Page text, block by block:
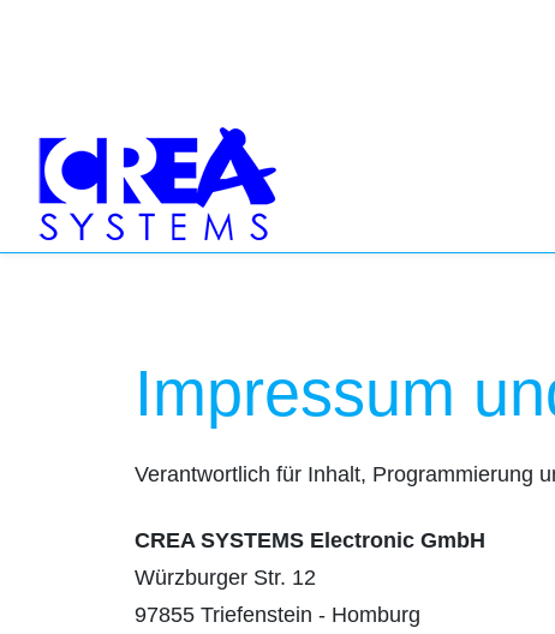
Impressum
Verantwortlich für Inhalt, Programmierung
CREA SYSTEMS Electronic GmbH
Würzburger Str. 12
97855 Triefenstein - Homburg